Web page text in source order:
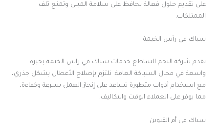
على تقديم حلول فعالة تحافظ على سلامة المبنى وتمنع تلف
الممتلكات.
سباك في رأس الخيمة
تقدم شركة النجم الساطع خدمات سباك في راس الخيمة بخبرة
واسعة في مجال السباكة العامة. نلتزم بإصلاح الأعطال بشكل جذري،
مع استخدام أدوات متطورة تساعد على إنجاز العمل بسرعة وكفاءة،
مما يوفر على العملاء الوقت والتكاليف.
سباك في أم القيوين